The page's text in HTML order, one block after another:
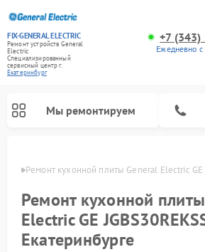
FIX-GENERAL ELECTRIC
Ремонт устройств General
Electric
Специализированный
cервисный центр г.
Екатеринбург
+7
Ежедневно
Мы ремонтируем
Ремонт кухонной плиты General Electric GE
Ремонт кухонной
Electric GE
Екатеринбурге